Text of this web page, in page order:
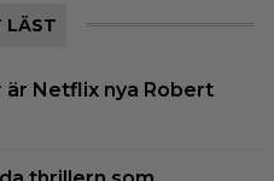
LÄST
är Netflix nya Robert